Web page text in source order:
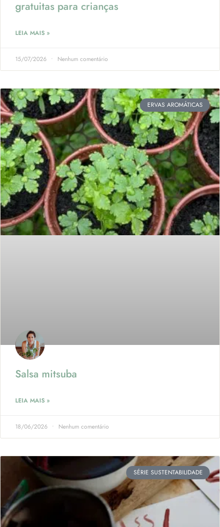
gratuitas para crianças
LEIA MAIS »
15/07/2026 Nenhum comentário
ERVAS AROMÁTICAS
Salsa mitsuba
LEIA MAIS »
18/06/2026 Nenhum comentário
SÉRIE SUSTENTABILIDADE